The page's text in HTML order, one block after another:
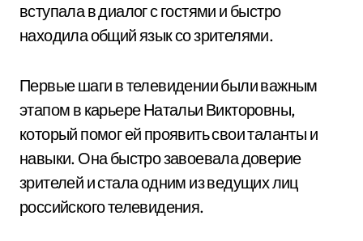
вступала в диалог с гостями и быстро
находила общий язык со зрителями.
Первые шаги в телевидении были важным
этапом в карьере Натальи Викторовны,
который помог ей проявить свои таланты и
навыки. Она быстро завоевала доверие
зрителей и стала одним из ведущих лиц
российского телевидения.